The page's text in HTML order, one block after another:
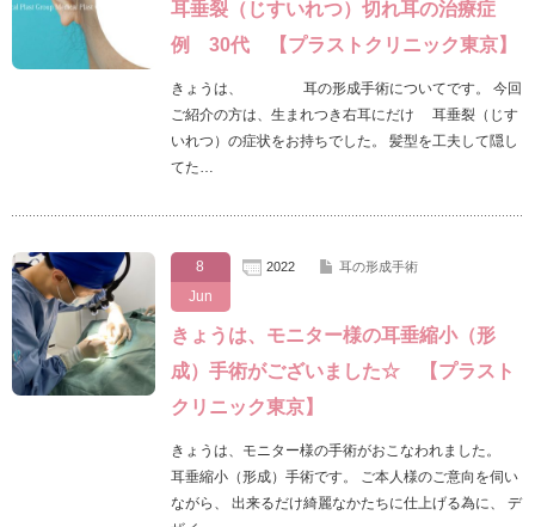
耳垂裂（じすいれつ）切れ耳の治療症
例 30代 【プラストクリニック東京】
きょうは、 耳の形成手術についてです。 今回
ご紹介の方は、生まれつき右耳にだけ 耳垂裂（じす
いれつ）の症状をお持ちでした。 髪型を工夫して隠し
てた…
8
Jun
2022 耳の形成手術
きょうは、モニター様の耳垂縮小（形
成）手術がございました☆ 【プラスト
クリニック東京】
きょうは、モニター様の手術がおこなわれました。
耳垂縮小（形成）手術です。 ご本人様のご意向を伺い
ながら、 出来るだけ綺麗なかたちに仕上げる為に、 デ